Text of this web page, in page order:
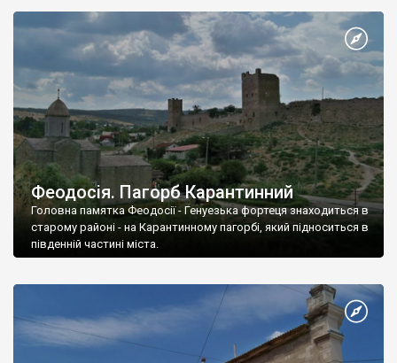
Феодосія. Пагорб Карантинний
Головна памятка Феодосії - Генуезька фортеця знаходиться в
старому районі - на Карантинному пагорбі, який підноситься в
південній частині міста.